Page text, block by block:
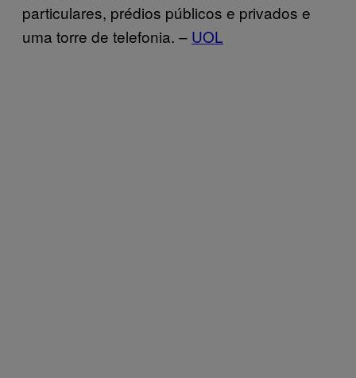
particulares, prédios públicos e privados e
uma torre de telefonia. – UOL